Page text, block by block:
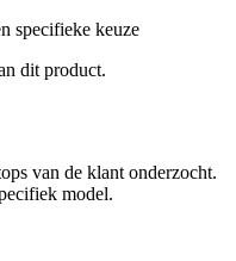
specifieke keuze
dit product.
van de klant onderzocht.
model.